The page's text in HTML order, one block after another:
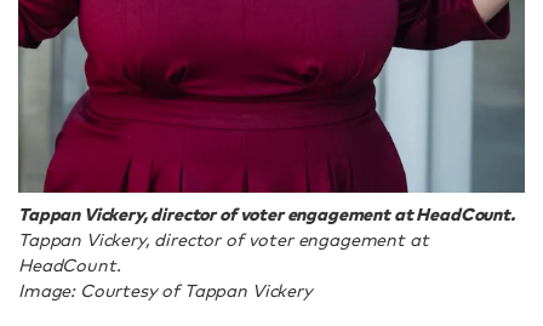
Tappan Vickery, director of voter engagement at HeadCount.
Tappan Vickery, director of voter engagement at
HeadCount.
Image: Courtesy of Tappan Vickery